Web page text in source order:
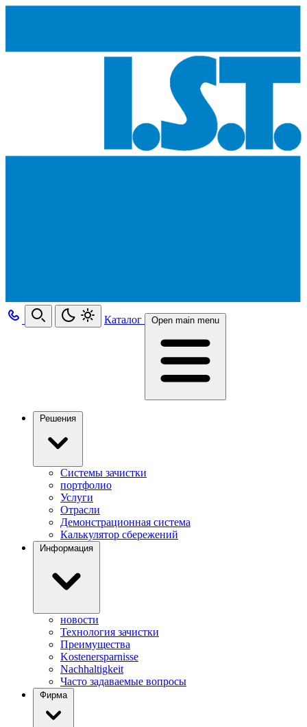
Каталог Open main menu
Решения
Системы зачистки
портфолио
Услуги
Отрасли
Демонстрационная система
Калькулятор сбережений
Информация
новости
Технология зачистки
Преимущества
Kostenersparnisse
Nachhaltigkeit
Часто задаваемые вопросы
Фирма